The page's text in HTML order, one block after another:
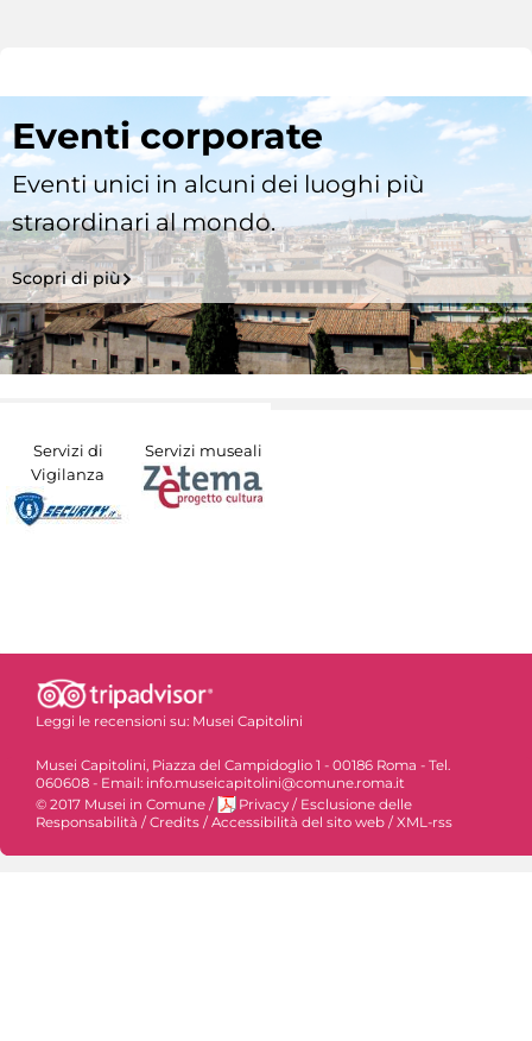
Eventi corporate
Eventi unici in alcuni dei luoghi più
straordinari al mondo.
Scopri di più
Servizi di
Vigilanza
Servizi museali
Leggi le recensioni su: Musei Capitolini
Musei Capitolini, Piazza del Campidoglio 1 - 00186 Roma - Tel.
060608 - Email: info.museicapitolini@comune.roma.it
© 2017 Musei in Comune / Privacy / Esclusione delle
Responsabilità / Credits / Accessibilità del sito web / XML-rss